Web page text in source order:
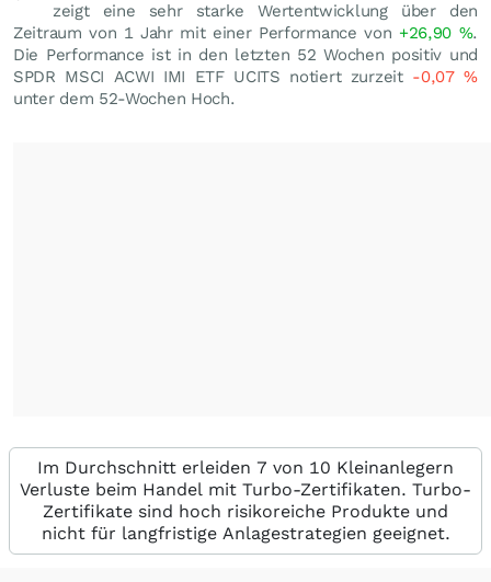
zeigt eine sehr starke Wertentwicklung über den
Zeitraum von 1 Jahr mit einer Performance von +26,90 %.
Die Performance ist in den letzten 52 Wochen positiv und
SPDR MSCI ACWI IMI ETF UCITS notiert zurzeit -0,07%
unter dem 52-Wochen Hoch.
Im Durchschnitt erleiden 7 von 10 Kleinanlegern
Verluste beim Handel mit Turbo-Zertifikaten. Turbo-
Zertifikate sind hoch risikoreiche Produkte und
nicht für langfristige Anlagestrategien geeignet.